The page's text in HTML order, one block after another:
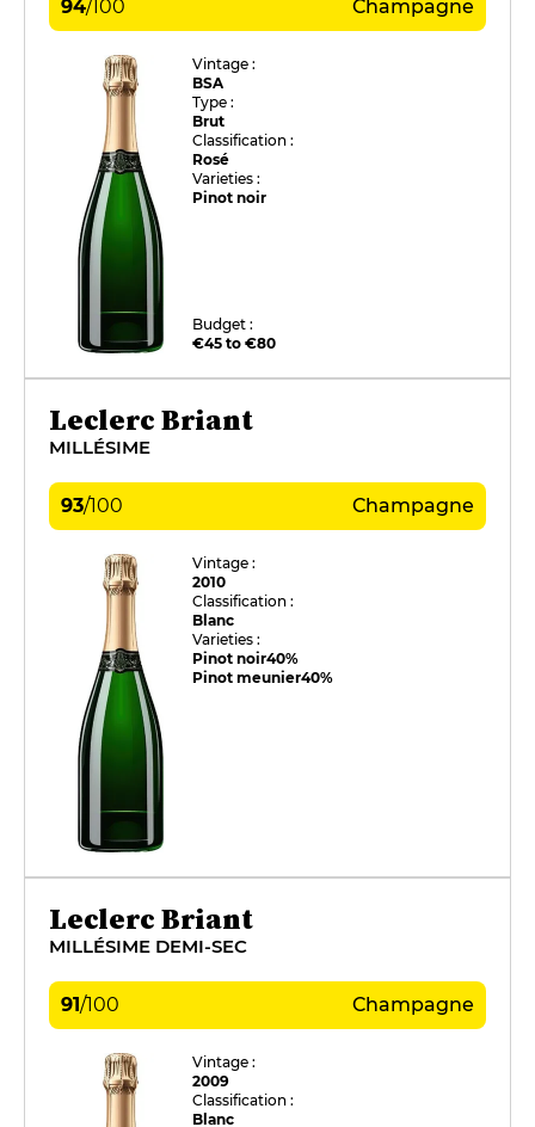
94/ 100 Champagne
Vintage :
BSA
Type :
Brut
Classification :
Rosé
Varieties :
Pinot noir
Budget :
€45 to €80
Leclerc Briant
MILLÉSIME
93/100 Champagne
Vintage :
2010
Classification :
Blanc
Varieties :
Pinot noir40%
Pinot meunier40%
Leclerc Briant
MILLÉSIME DEMI-SEC
91/100 Champagne
Vintage :
2009
Classification :
Blanc